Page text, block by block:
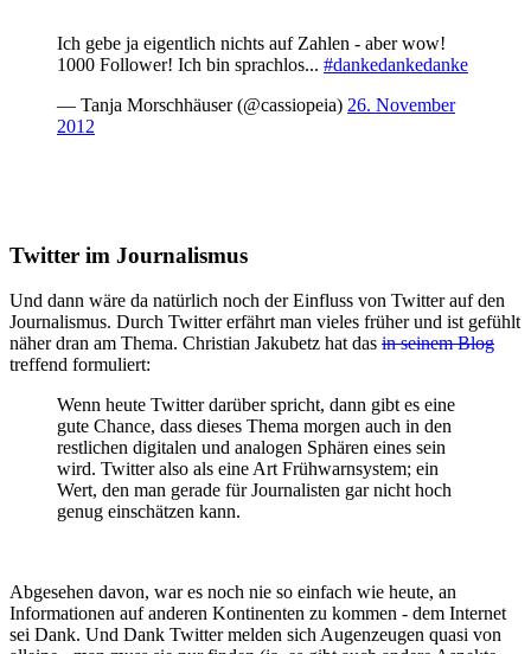
Ich gebe ja eigentlich nichts auf Zahlen - aber wow!
1000 Follower! Ich bin sprachlos... #dankedankedanke
— Tanja Morschhäuser (@cassiopeia) 26. November
2012
Twitter im Journalismus
Und dann wäre da natürlich noch der Einfluss von Twitter auf den
Journalismus. Durch Twitter erfährt man vieles früher und ist gefühlt
näher dran am Thema. Christian Jakubetz hat das in seinem Blog
treffend formuliert:
Wenn heute Twitter darüber spricht, dann gibt es eine
gute Chance, dass dieses Thema morgen auch in den
restlichen digitalen und analogen Sphären eines sein
wird. Twitter also als eine Art Frühwarnsystem; ein
Wert, den man gerade für Journalisten gar nicht hoch
genug einschätzen kann.
Abgesehen davon, war es noch nie so einfach wie heute, an
Informationen auf anderen Kontinenten zu kommen - dem Internet
sei Dank. Und Dank Twitter melden sich Augenzeugen quasi von